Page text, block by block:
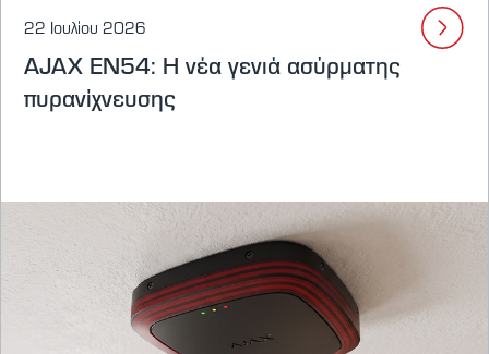
22 Ιουλίου 2026
AJAX EN54: Η νέα γενιά ασύρματης
πυρανίχνευσης